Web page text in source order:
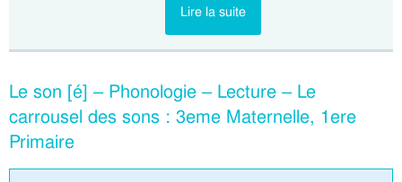
Lire la suite
Le son [é] – Phonologie – Lecture – Le
carrousel des sons : 3eme Maternelle, 1ere
Primaire